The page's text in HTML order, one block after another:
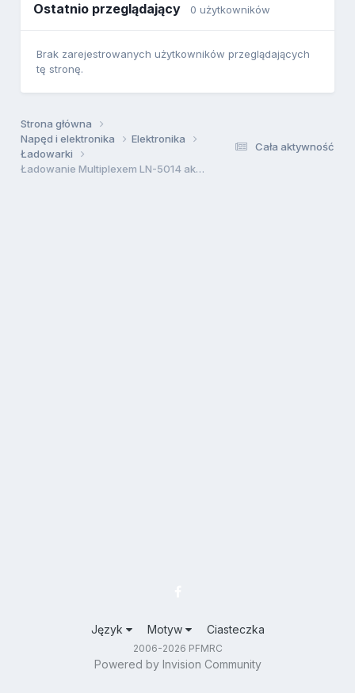
Ostatnio przeglądający 0 użytkowników
Brak zarejestrowanych użytkowników przeglądających
tę stronę.
Cała aktywność
Strona główna
Napęd i elektronika
Elektronika
Ładowarki
Ładowanie Multiplexem LN-5014 akumulatora samochodowego
Język Motyw Ciasteczka
2006-2026 PFMRC
Powered by Invision Community